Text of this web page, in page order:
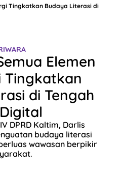
Tingkatkan Budaya Literasi di
Elemen
Tingkatkan
di Tengah
DPRD Kaltim, Darlis
budaya literasi
wawasan berpikir